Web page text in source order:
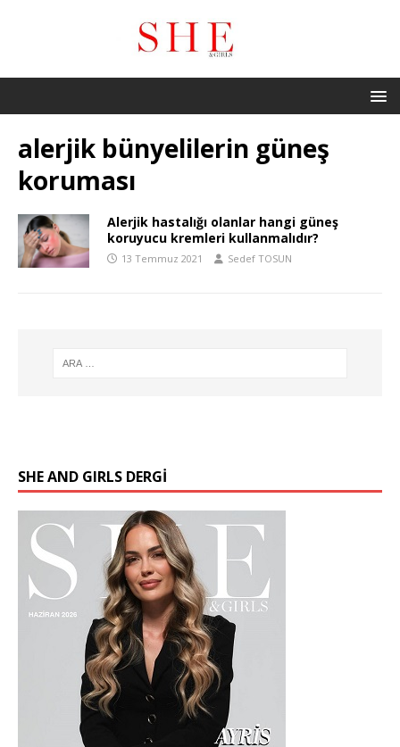
alerjik bünyelilerin güneş
koruması
Alerjik hastalığı olanlar hangi güneş
koruyucu kremleri kullanmalıdır?
13 Temmuz 2021 Sedef TOSUN
SHE AND GIRLS DERGİ